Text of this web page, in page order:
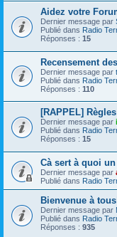
Aidez votre
Dernier message par
Publié dans Radio
Réponses : 15
Recensement
Dernier message par
Publié dans Radio
Réponses : 110
[RAPPEL]
Dernier message par
Publié dans Radio
Réponses : 15
Cà sert à quoi
Dernier message par
Publié dans Radio
Bienvenue à
Dernier message par
Publié dans Radio
Réponses : 935